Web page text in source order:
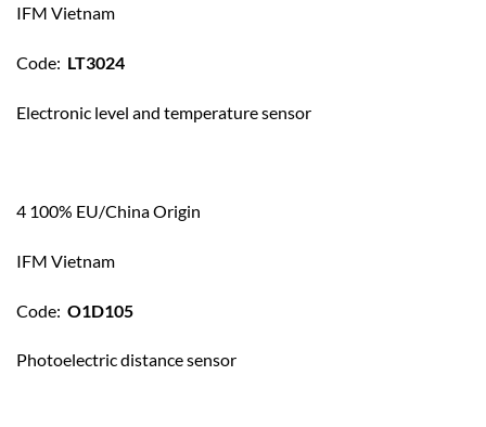
IFM Vietnam
Code: LT3024
Electronic level and temperature sensor
4 100% EU/China Origin
IFM Vietnam
Code: O1D105
Photoelectric distance sensor